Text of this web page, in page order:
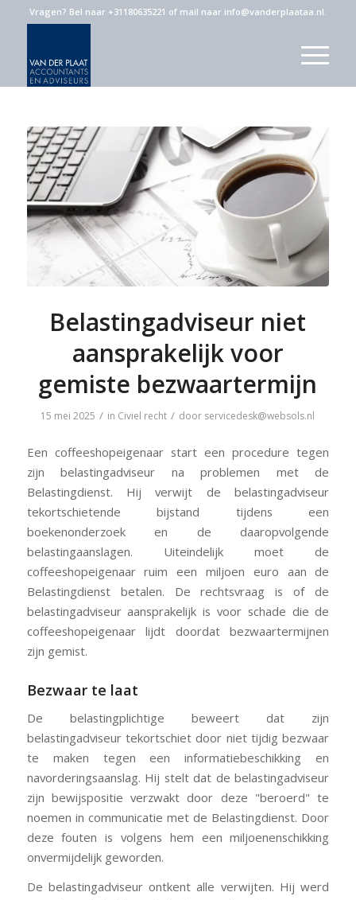
Vragen? Bel naar +31180635221 of mail naar info@vanderplaataa.nl.
Belastingadviseur niet
aansprakelijk voor
gemiste bezwaartermijn
15 mei 2025 / in Civiel recht / door servicedesk@websols.nl
Een coffeeshopeigenaar start een procedure tegen
zijn belastingadviseur na problemen met de
Belastingdienst. Hij verwijt de belastingadviseur
tekortschietende bijstand tijdens een
boekenonderzoek en de daaropvolgende
belastingaanslagen. Uiteindelijk moet de
coffeeshopeigenaar ruim een miljoen euro aan de
Belastingdienst betalen. De rechtsvraag is of de
belastingadviseur aansprakelijk is voor schade die de
coffeeshopeigenaar lijdt doordat bezwaartermijnen
zijn gemist.
Bezwaar te laat
De belastingplichtige beweert dat zijn
belastingadviseur tekortschiet door niet tijdig bezwaar
te maken tegen een informatiebeschikking en
navorderingsaanslag. Hij stelt dat de belastingadviseur
zijn bewijspositie verzwakt door deze "beroerd" te
noemen in communicatie met de Belastingdienst. Door
deze fouten is volgens hem een miljoenenschikking
onvermijdelijk geworden.
De belastingadviseur ontkent alle verwijten. Hij werd